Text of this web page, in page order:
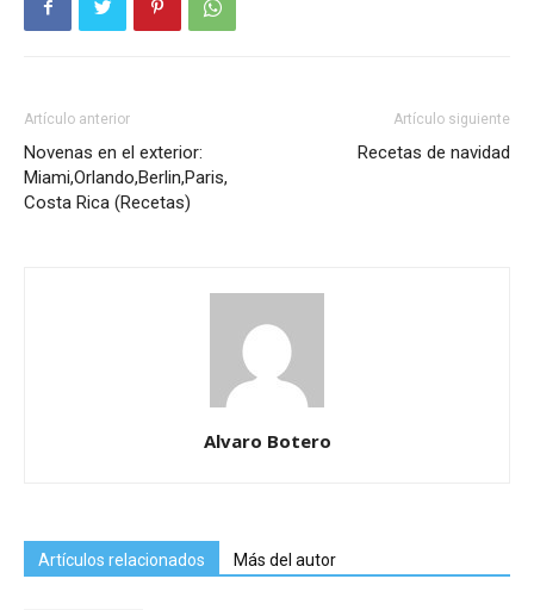
Artículo anterior
Novenas en el exterior:
Miami,Orlando,Berlin,Paris,
Costa Rica (Recetas)
Artículo siguiente
Recetas de navidad
Alvaro Botero
Artículos relacionados Más del autor